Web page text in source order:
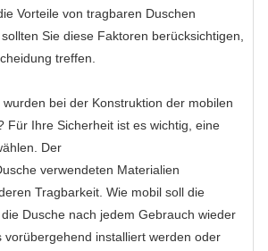
Vorteile von tragbaren Duschen
Sie diese Faktoren berücksichtigen,
treffen.
bei der Konstruktion der mobilen
Für Ihre Sicherheit ist es wichtig, eine
Der
verwendeten Materialien
Tragbarkeit. Wie mobil soll die
Dusche nach jedem Gebrauch wieder
vorübergehend installiert werden oder